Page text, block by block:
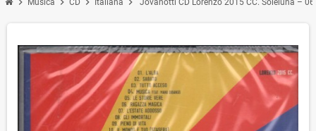
Musica CD Italiana Jovanotti CD Lorenzo 2015 CC. Soleluna –